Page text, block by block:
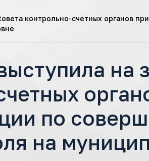
контрольно-счетных органов
на
по
на